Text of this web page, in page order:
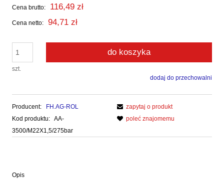
Cena brutto: 116,49 zł
Cena netto: 94,71 zł
szt.
do koszyka
dodaj do przechowalni
Producent:
FH.AG-ROL
Kod produktu: AA-
3500/M22X1,5/275bar
zapytaj o produkt
poleć znajomemu
Opis